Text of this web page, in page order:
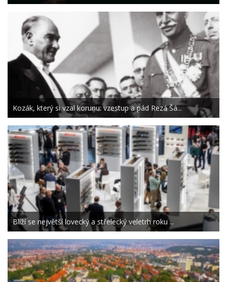
Kozák, který si vzal korunu: vzestup a pád Rezá Šá...
Blíží se největší lovecký a střelecký veletrh roku ...